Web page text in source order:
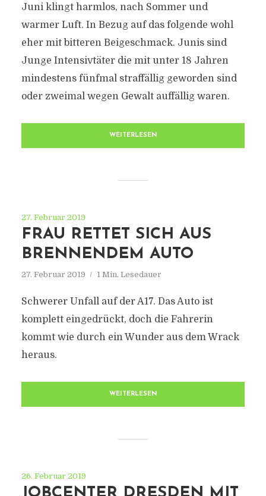
Juni klingt harmlos, nach Sommer und
warmer Luft. In Bezug auf das folgende wohl
eher mit bitteren Beigeschmack. Junis sind
Junge Intensivtäter die mit unter 18 Jahren
mindestens fünfmal straffällig geworden sind
oder zweimal wegen Gewalt auffällig waren.
WEITERLESEN
27. Februar 2019
FRAU RETTET SICH AUS
BRENNENDEM AUTO
27. Februar 2019 1 Min. Lesedauer
Schwerer Unfall auf der A17. Das Auto ist
komplett eingedrückt, doch die Fahrerin
kommt wie durch ein Wunder aus dem Wrack
heraus.
WEITERLESEN
26. Februar 2019